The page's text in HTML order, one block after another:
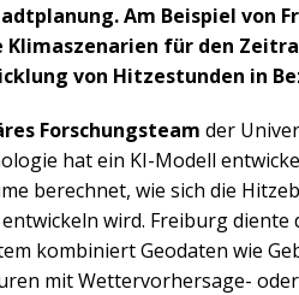
Am Beispiel von
für den
von Hitzestunden in
Forschungsteam der
hat ein KI-Modell
berechnet, wie sich die
wird. Freiburg
kombiniert Geodaten wie
mit Wettervorhersage-